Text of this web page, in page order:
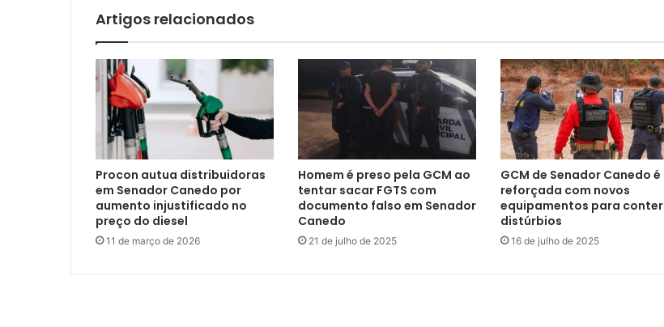
Artigos relacionados
Procon autua distribuidoras
em Senador Canedo por
aumento injustificado no
preço do diesel
11 de março de 2026
Homem é preso pela GCM ao
tentar sacar FGTS com
documento falso em Senador
Canedo
21 de julho de 2025
GCM de Senador Canedo é
reforçada com novos
equipamentos para conter
distúrbios
16 de julho de 2025